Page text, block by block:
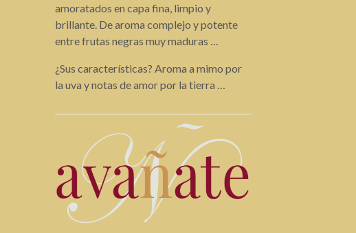
amoratados en capa fina, limpio y
brillante. De aroma complejo y potente
entre frutas negras muy maduras …
¿Sus características? Aroma a mimo por
la uva y notas de amor por la tierra …